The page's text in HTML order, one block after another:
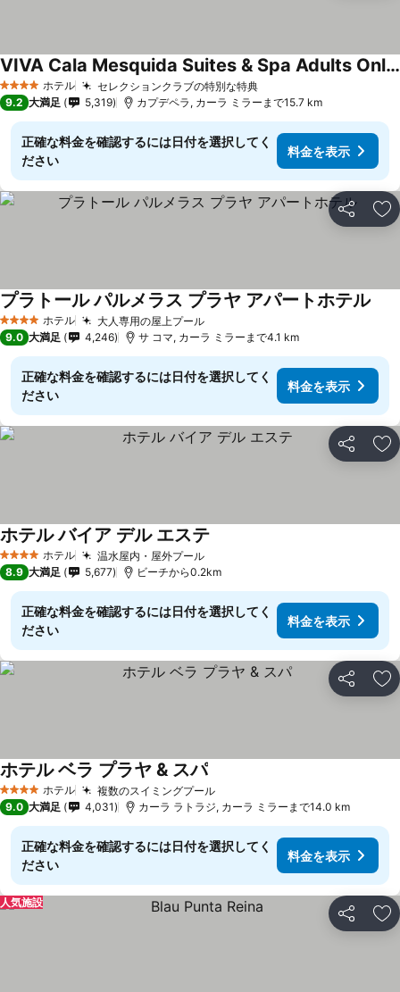
4 ホテルのランク
ホテル セレクションクラブの特別な特典
VIVA Cala Mesquida Suites & Spa Adults Only 16+
9.2 大満足 5,319 カプデペラ, カーラ ミラーまで15.7 km
正確な料金を確認するには日付を選択してく
ださい
料金を表示
シェア お
4 ホテルのランク
ホテル 大人専用の屋上プール
プラトール パルメラス プラヤ アパートホテル
9.0 大満足 4,246 サ コマ, カーラ ミラーまで4.1 km
正確な料金を確認するには日付を選択してく
ださい
料金を表示
シェア お
4 ホテルのランク
ホテル 温水屋内・屋外プール
ホテル バイア デル エステ
8.9 大満足 5,677 ビーチから0.2km
正確な料金を確認するには日付を選択してく
ださい
料金を表示
シェア お
4 ホテルのランク
ホテル 複数のスイミングプール
ホテル ベラ プラヤ & スパ
9.0 大満足 4,031 カーラ ラトラジ, カーラ ミラーまで14.0 km
正確な料金を確認するには日付を選択してく
ださい
料金を表示
シェア お
人気施設